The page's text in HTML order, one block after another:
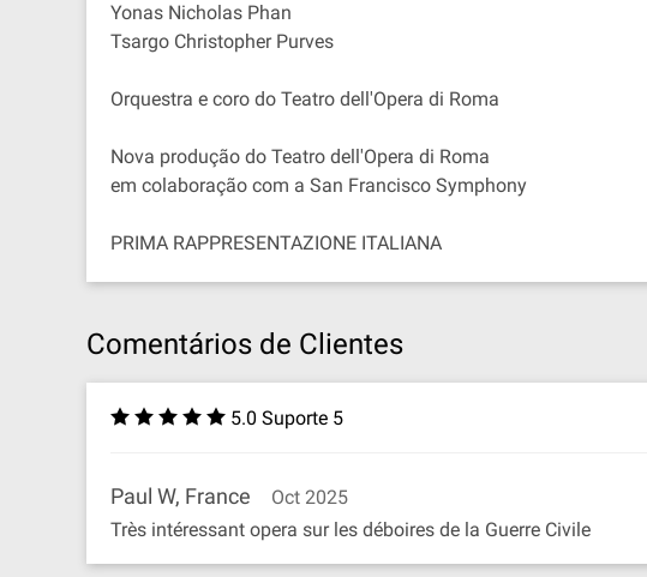
Yonas Nicholas Phan
Tsargo Christopher Purves
Orquestra e coro do Teatro dell'Opera di Roma
Nova produção do Teatro dell'Opera di Roma
em colaboração com a San Francisco Symphony
PRIMA RAPPRESENTAZIONE ITALIANA
Comentários de Clientes
5.0 Suporte 5
Paul W, France
Oct 2025
Très intéressant opera sur les déboires de la Guerre Civile